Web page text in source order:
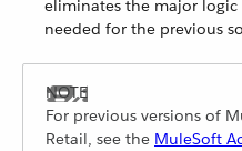
eliminates the major logic
needed for the previous
For previous versions of
Retail, see the MuleSoft